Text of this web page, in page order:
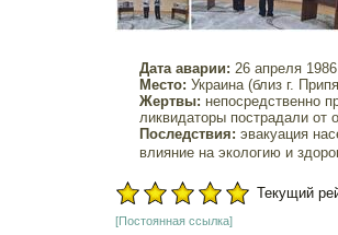
Дата аварии: 26 апреля
Место: Украина (близ г.
Жертвы: непосредственно
ликвидаторы пострадали от
Последствия: эвакуация
влияние на экологию и
Текущий
[Постоянная ссылка]